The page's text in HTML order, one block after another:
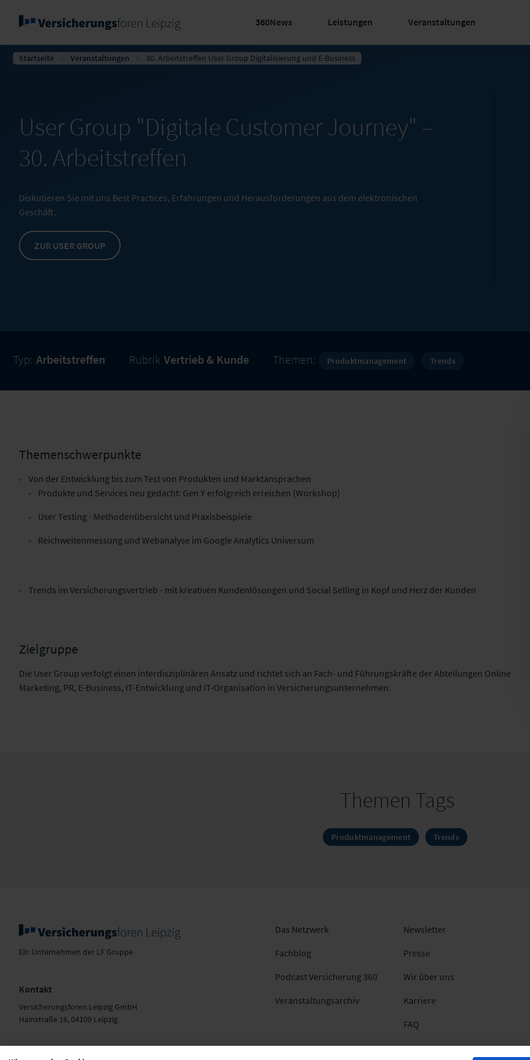
360News Leistungen Veranstaltungen
Startseite Veranstaltungen 30. Arbeitstreffen User Group Digitalisierung und E-Business
User Group "Digitale Customer Journey" –
30. Arbeitstreffen
Diskutieren Sie mit uns Best Practices, Erfahrungen und Herausforderungen aus dem elektronischen
Geschäft.
ZUR USER GROUP
Typ: Arbeitstreffen Rubrik Vertrieb & Kunde Themen: Produktmanagement Trends
Themenschwerpunkte
Von der Entwicklung bis zum Test von Produkten und Marktansprachen
Produkte und Services neu gedacht: Gen Y erfolgreich erreichen (Workshop)
User Testing - Methodenübersicht und Praxisbeispiele
Reichweitenmessung und Webanalyse im Google Analytics Universum
Trends im Versicherungsvertrieb - mit kreativen Kundenlösungen und Social Selling in Kopf und Herz der Kunden
Zielgruppe
Die User Group verfolgt einen interdisziplinären Ansatz und richtet sich an Fach- und Führungskräfte der Abteilungen Online
Marketing, PR, E-Business, IT-Entwicklung und IT-Organisation in Versicherungsunternehmen.
Themen Tags
Produktmanagement Trends
Ein Unternehmen der LF Gruppe
Kontakt
Versicherungsforen Leipzig GmbH
Hainstraße 16, 04109 Leipzig
Das Netzwerk
Fachblog
Podcast Versicherung 360
Veranstaltungsarchiv
Newsletter
Presse
Wir über uns
Karriere
FAQ